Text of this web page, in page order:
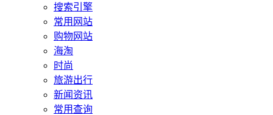
搜索引擎
常用网站
购物网站
海淘
时尚
旅游出行
新闻资讯
常用查询